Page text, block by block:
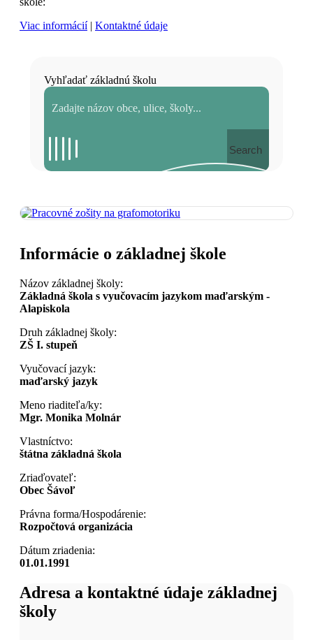
Viac informácií| Kontaktné údaje
Vyhľadať základnú školu
Search
Informácie o základnej škole
Názov základnej školy:
Základná škola s vyučovacím jazykom maďarským -
Alapiskola
Druh základnej školy:
ZŠ I. stupeň
Vyučovací jazyk:
maďarský jazyk
Meno riaditeľa/ky:
Mgr. Monika Molnár
Vlastníctvo:
štátna základná škola
Zriaďovateľ:
Obec Šávoľ
Právna forma/Hospodárenie:
Rozpočtová organizácia
Dátum zriadenia:
01.01.1991
Adresa a kontaktné údaje základnej
školy